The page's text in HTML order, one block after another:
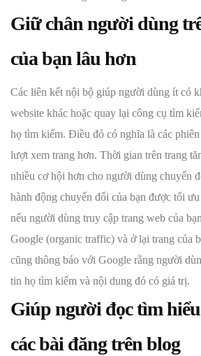
Giữ chân người dùng
của bạn lâu hơn
Các liên kết nội bộ giúp người dùng ít có
website khác hoặc quay lại công cụ tìm
họ tìm kiếm. Điều đó có nghĩa là các
lượt xem trang hơn. Thời gian trên trang
nhiều cơ hội hơn cho người dùng chuyển
hành động chuyển đổi của bạn được tối
nếu người dùng truy cập trang web của
Google (organic traffic) và ở lại trang của
cũng thông báo với Google rằng người
tin họ tìm kiếm và nội dung đó có giá trị.
Giúp người đọc tìm
các bài đăng trên blog